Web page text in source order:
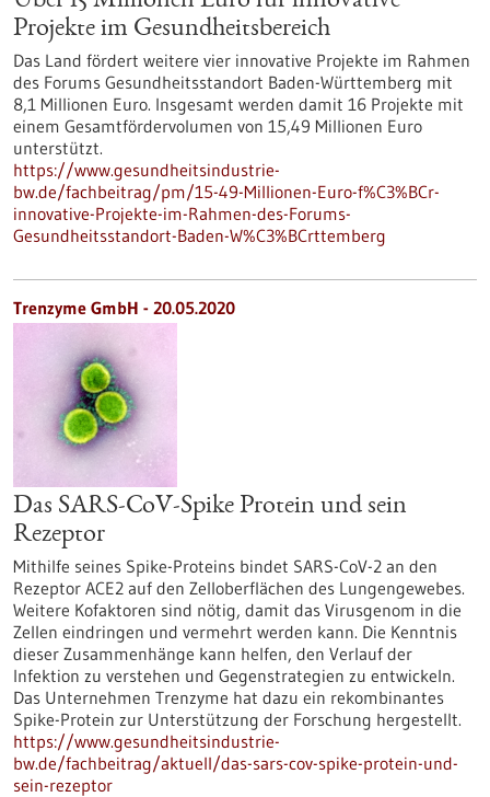
Projekte im Gesundheitsbereich
Das Land fördert weitere vier innovative Projekte im Rahmen
des Forums Gesundheitsstandort Baden-Württemberg mit
8,1 Millionen Euro. Insgesamt werden damit 16 Projekte mit
einem Gesamtfördervolumen von 15,49 Millionen Euro
unterstützt.
https://www.gesundheitsindustrie-
bw.de/fachbeitrag/pm/15-49-Millionen-Euro-f%C3%BCr-
innovative-Projekte-im-Rahmen-des-Forums-
Gesundheitsstandort-Baden-W%C3%BCrttemberg
Trenzyme GmbH - 20.05.2020
Das SARS-CoV-Spike Protein und sein
Rezeptor
Mithilfe seines Spike-Proteins bindet SARS-CoV-2 an den
Rezeptor ACE2 auf den Zelloberflächen des Lungengewebes.
Weitere Kofaktoren sind nötig, damit das Virusgenom in die
Zellen eindringen und vermehrt werden kann. Die Kenntnis
dieser Zusammenhänge kann helfen, den Verlauf der
Infektion zu verstehen und Gegenstrategien zu entwickeln.
Das Unternehmen Trenzyme hat dazu ein rekombinantes
Spike-Protein zur Unterstützung der Forschung hergestellt.
https://www.gesundheitsindustrie-
bw.de/fachbeitrag/aktuell/das-sars-cov-spike-protein-und-
sein-rezeptor